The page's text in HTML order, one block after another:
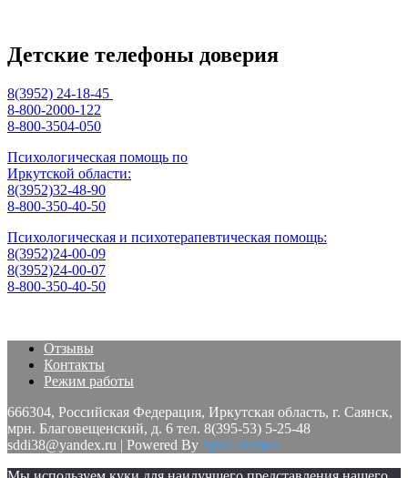
Детские телефоны доверия
8(3952) 24-18-45
8-800-2000-122
8-800-3504-050
Психологическая помощь по
Иркутской области:
8(3952)32-48-90
8-800-350-40-50
Психологическая и психотерапевтическая помощь:
8(3952)24-00-09
8(3952)24-00-07
8-800-350-40-50
Отзывы
Контакты
Режим работы
666304, Российская Федерация, Иркутская область, г. Саянск,
мрн. Благовещенский, д. 6 тел. 8(395-53) 5-25-48
sddi38@yandex.ru | Powered By SpiceThemes